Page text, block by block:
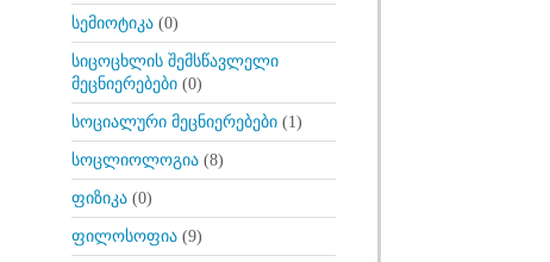
სემიოტიკა(0)
სიცოცხლის შემსწავლელი
მეცნიერებები(0)
სოციალური მეცნიერებები(1)
სოცლიოლოგია(8)
ფიზიკა(0)
ფილოსოფია(9)